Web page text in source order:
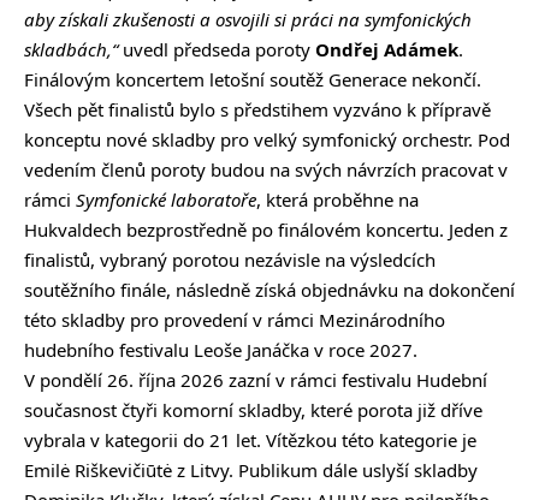
aby získali zkušenosti a osvojili si práci na symfonických
skladbách,“uvedl předseda poroty Ondřej Adámek.
Finálovým koncertem letošní soutěž Generace nekončí.
Všech pět finalistů bylo s předstihem vyzváno k přípravě
konceptu nové skladby pro velký symfonický orchestr. Pod
vedením členů poroty budou na svých návrzích pracovat v
rámci Symfonické laboratoře, která proběhne na
Hukvaldech bezprostředně po finálovém koncertu. Jeden z
finalistů, vybraný porotou nezávisle na výsledcích
soutěžního finále, následně získá objednávku na dokončení
této skladby pro provedení v rámci Mezinárodního
hudebního festivalu Leoše Janáčka v roce 2027.
V pondělí 26. října 2026 zazní v rámci festivalu Hudební
současnost čtyři komorní skladby, které porota již dříve
vybrala v kategorii do 21 let. Vítězkou této kategorie je
Emilė Riškevičiūtė z Litvy. Publikum dále uslyší skladby